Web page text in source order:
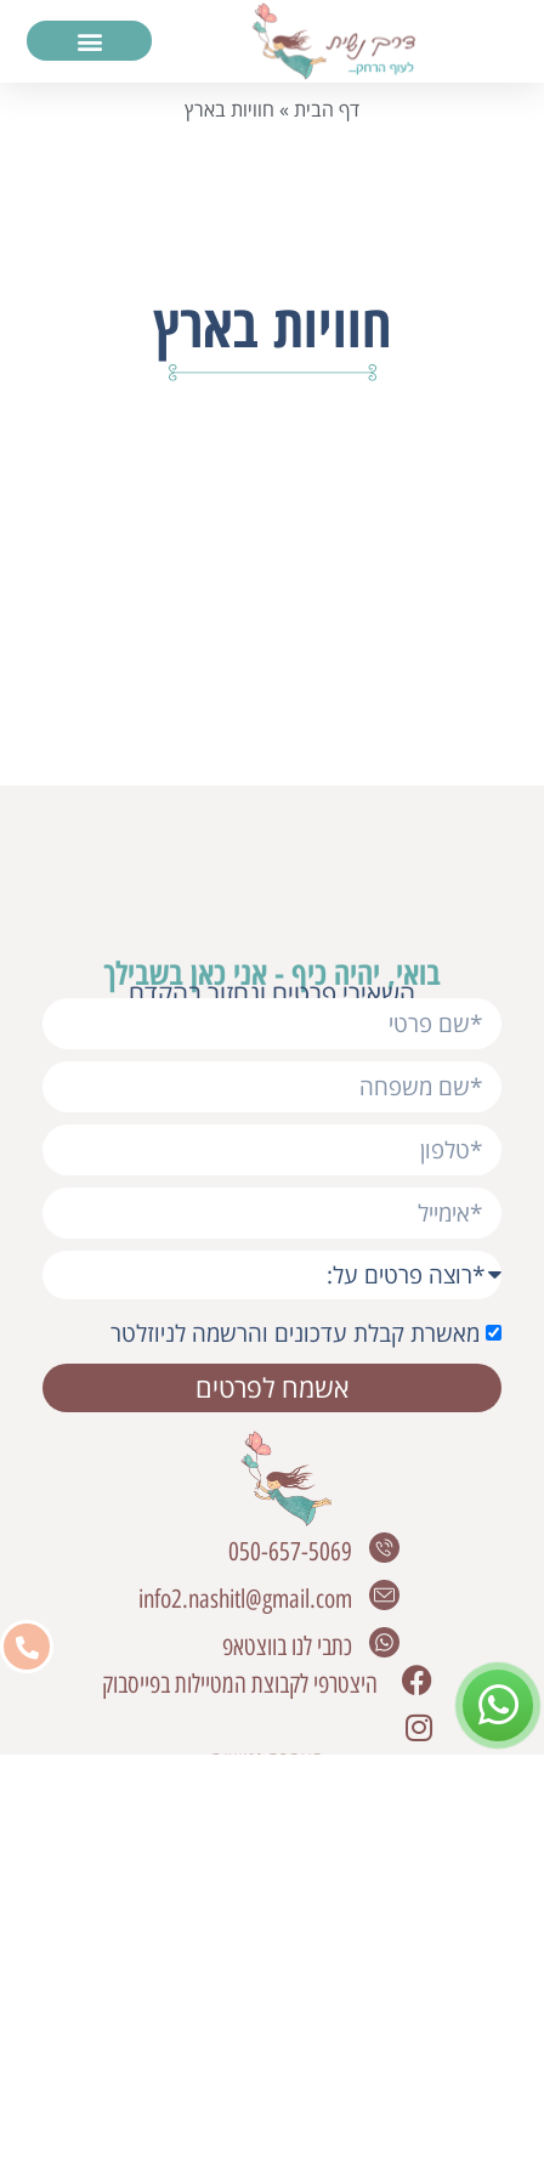
דף הבית » חוויות בארץ
חוויות בארץ
050-657-5069
info2.nashitl@gmail.com
כתבי לנו בווצטאפ
היצטרפי לקבוצת המטיילות בפייסבוק
הצהרת נגישות
בואי, יהיה כיף - אני כאן בשבילך
השאירי פרטים ונחזור בהקדם
מאשרת קבלת עדכונים והרשמה לניוזלטר
אשמח לפרטים